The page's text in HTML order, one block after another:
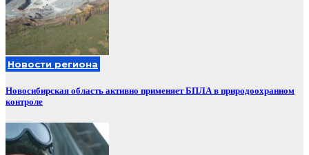
Новости региона
Новосибирская область активно применяет БПЛА в природоохранном
контроле